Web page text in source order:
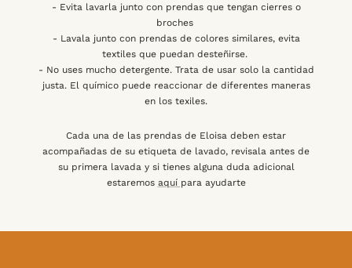
- Evita lavarla junto con prendas que tengan cierres o
broches
- Lavala junto con prendas de colores similares, evita
textiles que puedan desteñirse.
- No uses mucho detergente. Trata de usar solo la cantidad
justa. El químico puede reaccionar de diferentes maneras
en los texiles.
Cada una de las prendas de Eloisa deben estar
acompañadas de su etiqueta de lavado, revisala antes de
su primera lavada y si tienes alguna duda adicional
estaremos aquí para ayudarte